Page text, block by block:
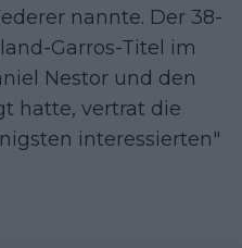
nannte. Der 38-
Garros-Titel im
Nestor und den
hatte, vertrat die
interessierten"